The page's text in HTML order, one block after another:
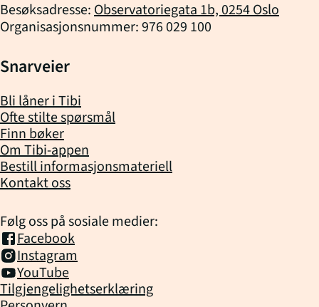
Besøksadresse:Observatoriegata 1b, 0254 Oslo
Organisasjonsnummer: 976 029 100
Snarveier
Bli låner i Tibi
Ofte stilte spørsmål
Finn bøker
Om Tibi-appen
Bestill informasjonsmateriell
Kontakt oss
Følg oss på sosiale medier:
Facebook
Instagram
YouTube
Tilgjengelighetserklæring